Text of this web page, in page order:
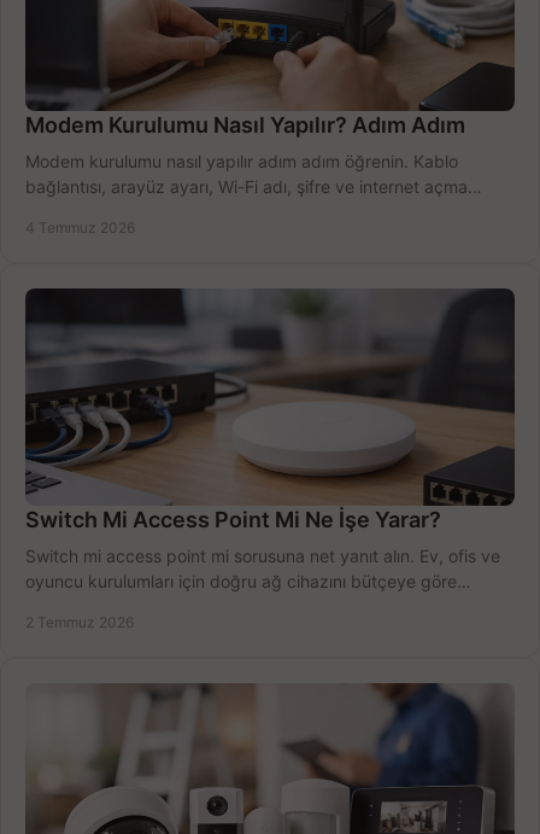
Modem Kurulumu Nasıl Yapılır? Adım Adım
Modem kurulumu nasıl yapılır adım adım öğrenin. Kablo
bağlantısı, arayüz ayarı, Wi-Fi adı, şifre ve internet açma
4 Temmuz 2026
Switch Mi Access Point Mi Ne İşe Yarar?
Switch mi access point mi sorusuna net yanıt alın. Ev, ofis ve
oyuncu kurulumları için doğru ağ cihazını bütçeye göre
2 Temmuz 2026